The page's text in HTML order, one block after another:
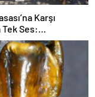
Karşı
Tek Ses:
Vermiyoruz!” –